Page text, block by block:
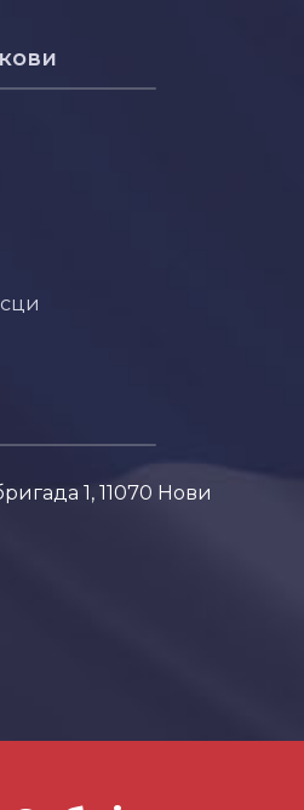
1, 11070 Нови